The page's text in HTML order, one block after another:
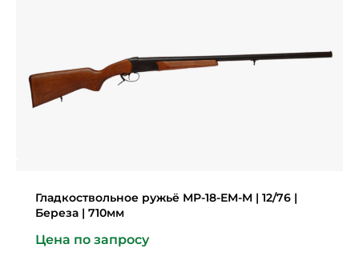
Гладкоствольное ружьё МР-18-ЕМ-М | 12/76 |
Береза | 710мм
Цена по запросу